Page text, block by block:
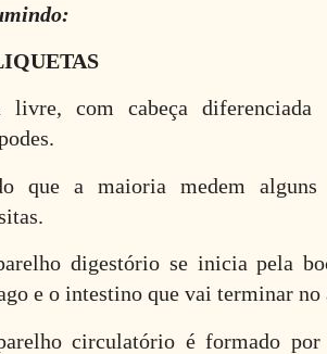
livre, com cabeça
que a maioria medem
digestório se inicia pela
e o intestino que vai terminar no
circulatório é formado